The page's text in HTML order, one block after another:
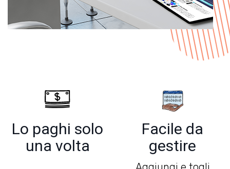
Lo paghi solo
una volta
Facile da
gestire